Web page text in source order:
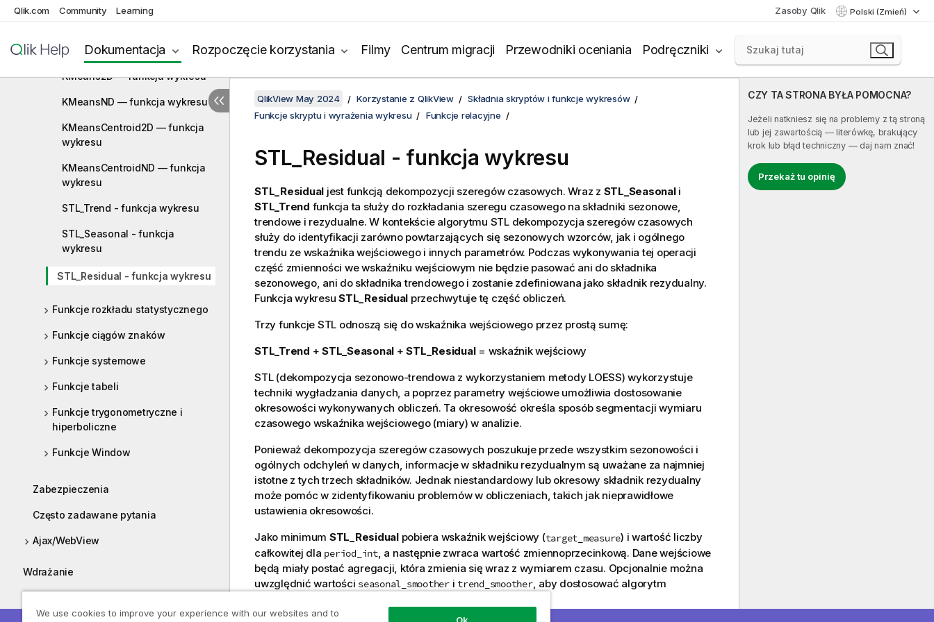
Qlik.com Community Learning Zasoby Qlik Polski (Zmień)
Dokumentacja Rozpoczęcie korzystania Filmy Centrum migracji Przewodniki oceniania Podręczniki
HRank - funkcja wykresu
VRank - funkcja wykresu
KMeans2D — funkcja wykresu
KMeansND — funkcja wykresu
KMeansCentroid2D — funkcja
wykresu
KMeansCentroidND — funkcja
wykresu
STL_Trend - funkcja wykresu
STL_Seasonal - funkcja
wykresu
STL_Residual - funkcja wykresu
Funkcje rozkładu statystycznego
Funkcje ciągów znaków
Funkcje systemowe
Funkcje tabeli
Funkcje trygonometryczne i
hiperboliczne
Funkcje Window
Zabezpieczenia
Często zadawane pytania
Ajax/WebView
Wdrażanie
CZY TA STRONA BYŁA POMOCNA?
Jeżeli natkniesz się na problemy z tą stroną
lub jej zawartością — literówkę, brakujący
krok lub błąd techniczny — daj nam znać!
Przekaż tu opinię
QlikView May 2024 Korzystanie z QlikView
Składnia skryptów i funkcje wykresów
Funkcje skryptu i wyrażenia wykresu
Funkcje relacyjne
STL_Residual - funkcja wykresu
STL_Residual jest funkcją dekompozycji szeregów czasowych. Wraz z STL_Seasonali
STL_Trend funkcja ta służy do rozkładania szeregu czasowego na składniki sezonowe,
trendowe i rezydualne. W kontekście algorytmu STL dekompozycja szeregów czasowych
służy do identyfikacji zarówno powtarzających się sezonowych wzorców, jak i ogólnego
trendu ze wskaźnika wejściowego i innych parametrów. Podczas wykonywania tej operacji
część zmienności we wskaźniku wejściowym nie będzie pasować ani do składnika
sezonowego, ani do składnika trendowego i zostanie zdefiniowana jako składnik rezydualny.
Funkcja wykresu STL_Residual przechwytuje tę część obliczeń.
Trzy funkcje STL odnoszą się do wskaźnika wejściowego przez prostą sumę:
STL_Trend + STL_Seasonal +STL_Residual= wskaźnik wejściowy
STL (dekompozycja sezonowo-trendowa z wykorzystaniem metody LOESS) wykorzystuje
techniki wygładzania danych, a poprzez parametry wejściowe umożliwia dostosowanie
okresowości wykonywanych obliczeń. Ta okresowość określa sposób segmentacji wymiaru
czasowego wskaźnika wejściowego (miary) w analizie.
Ponieważ dekompozycja szeregów czasowych poszukuje przede wszystkim sezonowości i
ogólnych odchyleń w danych, informacje w składniku rezydualnym są uważane za najmniej
istotne z tych trzech składników. Jednak niestandardowy lub okresowy składnik rezydualny
może pomóc w zidentyfikowaniu problemów w obliczeniach, takich jak nieprawidłowe
ustawienia okresowości.
Jako minimum STL_Residualpobiera wskaźnik wejściowy (target_measure) i wartość liczby
całkowitej dla period_int, a następnie zwraca wartość zmiennoprzecinkową. Dane wejściowe
będą miały postać agregacji, która zmienia się wraz z wymiarem czasu. Opcjonalnie można
uwzględnić wartości seasonal_smootheri trend_smoother, aby dostosować algorytm
We use cookies to improve your experience with our websites and to